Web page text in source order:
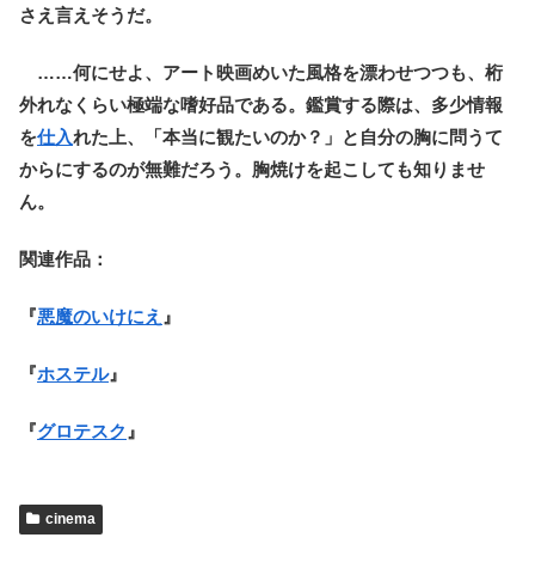
さえ言えそうだ。
……何にせよ、アート映画めいた風格を漂わせつつも、桁
外れなくらい極端な嗜好品である。鑑賞する際は、多少情報
を仕入れた上、「本当に観たいのか？」と自分の胸に問うて
からにするのが無難だろう。胸焼けを起こしても知りませ
ん。
関連作品：
『悪魔のいけにえ 』
『ホステル』
『グロテスク 』
cinema